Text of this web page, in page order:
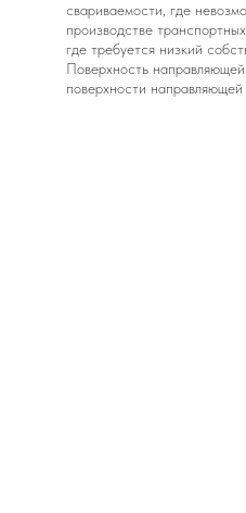
свариваемости, где
производстве
где требуется низкий
Поверхность
поверхности